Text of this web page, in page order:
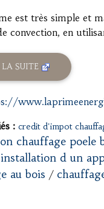
est très simple et
convection, en
LA SUITE
: credit d'impot
chauffage poele
installation d un
au bois /